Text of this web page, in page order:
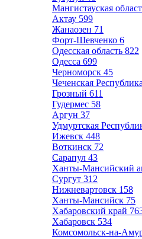
Мангистауская
Актау 599
Жанаозен 71
Форт-Шевченко 6
Одесская область 822
Одесса 699
Черноморск 45
Чеченская Республика
Грозный 611
Гудермес 58
Аргун 37
Удмуртская
Ижевск 448
Воткинск 72
Сарапул 43
Ханты-Мансийский
Сургут 312
Нижневартовск 158
Ханты-Мансийск 75
Хабаровский край
Хабаровск 534
Комсомольск-на-